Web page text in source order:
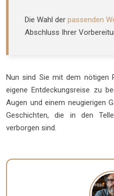
Die Wahl der passenden
Abschluss Ihrer
Nun sind Sie mit dem nötigen
eigene Entdeckungsreise zu
Augen und einem neugierigen
Geschichten, die in den
verborgen sind.